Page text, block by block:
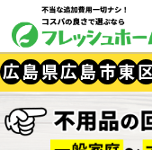
広島県広島市東